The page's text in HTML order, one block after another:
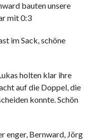
bauten unsere
mit 0:3
im Sack, schöne
holten klar ihre
auf die Doppel, die
konnte. Schön
enger, Bernward, Jörg